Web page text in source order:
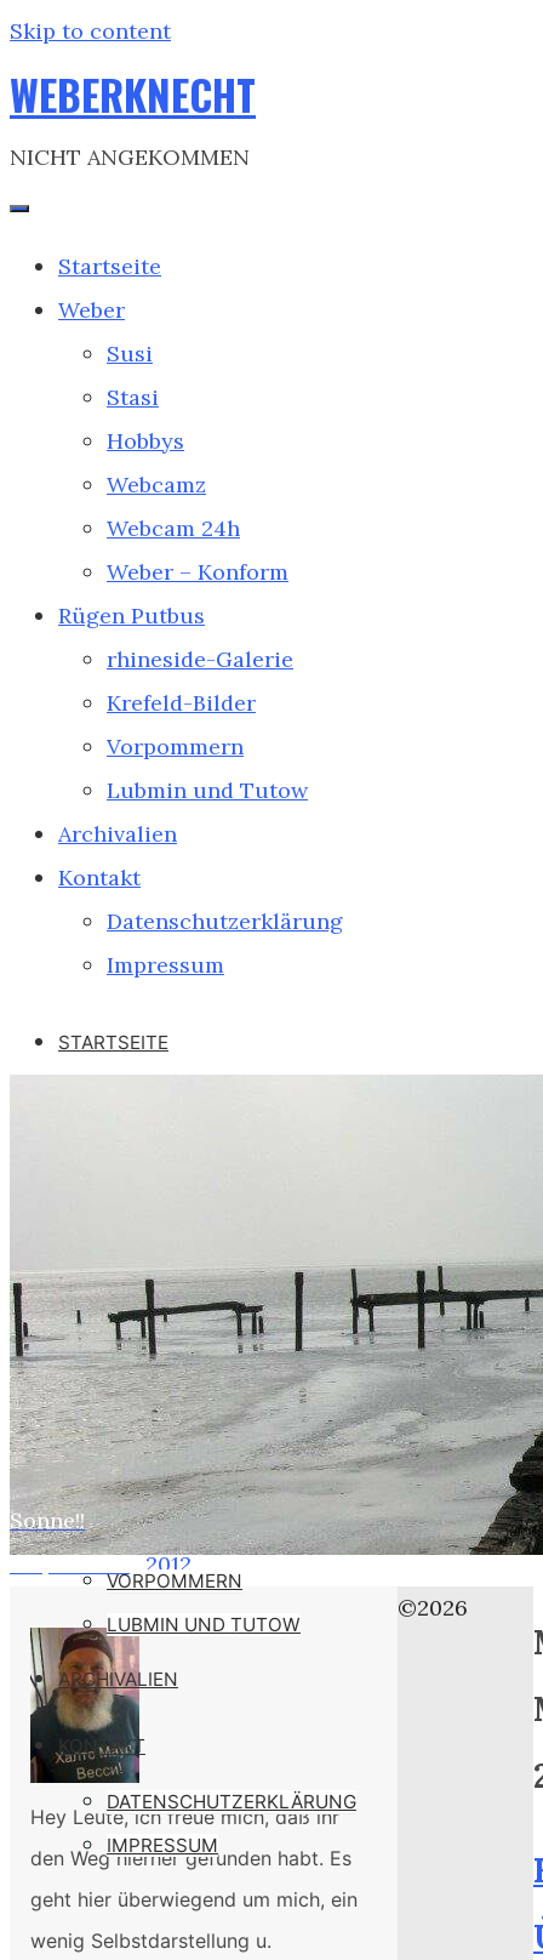
Skip to content
WEBERKNECHT
NICHT ANGEKOMMEN
Startseite
Weber
Susi
Stasi
Hobbys
Webcamz
Webcam 24h
Weber – Konform
Rügen Putbus
rhineside-Galerie
Krefeld-Bilder
Vorpommern
Lubmin und Tutow
Archivalien
Kontakt
Datenschutzerklärung
Impressum
STARTSEITE
WEBCAMZ
WEBCAM 24H
WEBER – KONFORM
RÜGEN PUTBUS
RHINESIDE-GALERIE
KREFELD-BILDER
VORPOMMERN
LUBMIN UND TUTOW
ARCHIVALIEN
KONTAKT
DATENSCHUTZERKLÄRUNG
IMPRESSUM
Home
2012
Sonne!!
no problem
Hey Leute, ich freue mich, daß ihr
den Weg hierher gefunden habt. Es
geht hier überwiegend um mich, ein
wenig Selbstdarstellung u.
©2026